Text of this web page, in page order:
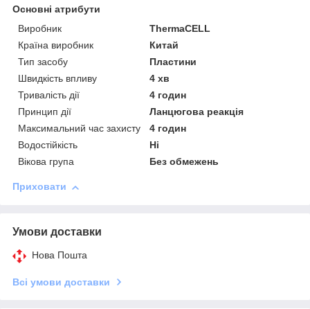
Основні атрибути
Виробник
ThermaCELL
Країна виробник
Китай
Тип засобу
Пластини
Швидкість впливу
4 хв
Тривалість дії
4 годин
Принцип дії
Ланцюгова реакція
Максимальний час захисту
4 годин
Водостійкість
Ні
Вікова група
Без обмежень
Приховати
Умови доставки
Нова Пошта
Всі умови доставки